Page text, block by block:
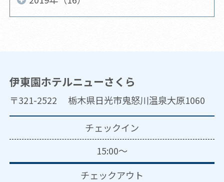
伊東園ホテルニューさくら
〒321-2522 栃木県日光市鬼怒川温泉大原1060
チェックイン
15:00～
チェックアウト